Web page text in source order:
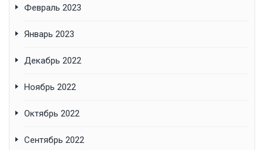
Февраль 2023
Январь 2023
Декабрь 2022
Ноябрь 2022
Октябрь 2022
Сентябрь 2022